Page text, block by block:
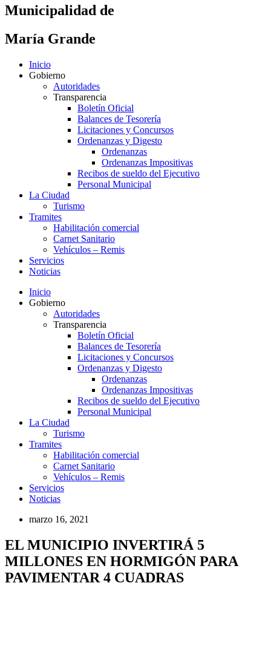
Municipalidad de
María Grande
Inicio
Gobierno
Autoridades
Transparencia
Boletín Oficial
Balances de Tesorería
Licitaciones y Concursos
Ordenanzas y Digesto
Ordenanzas
Ordenanzas Impositivas
Recibos de sueldo del Ejecutivo
Personal Municipal
La Ciudad
Turismo
Tramites
Habilitación comercial
Carnet Sanitario
Vehículos – Remis
Servicios
Noticias
Inicio
Gobierno
Autoridades
Transparencia
Boletín Oficial
Balances de Tesorería
Licitaciones y Concursos
Ordenanzas y Digesto
Ordenanzas
Ordenanzas Impositivas
Recibos de sueldo del Ejecutivo
Personal Municipal
La Ciudad
Turismo
Tramites
Habilitación comercial
Carnet Sanitario
Vehículos – Remis
Servicios
Noticias
marzo 16, 2021
EL MUNICIPIO INVERTIRÁ 5
MILLONES EN HORMIGÓN PARA
PAVIMENTAR 4 CUADRAS